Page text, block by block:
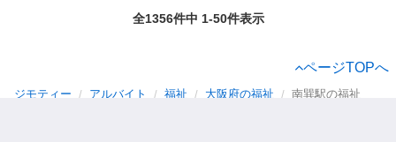
全1356件中 1-50件表示
ページTOPへ
ジモティー アルバイト 福祉 大阪府の福祉 南巽駅の福祉